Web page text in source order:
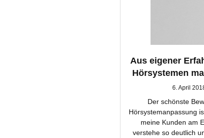
Aus eigener
Hörsystemen
6. April
Der schönste
Hörsystemanpassung
meine Kunden am
verstehe so deutlich